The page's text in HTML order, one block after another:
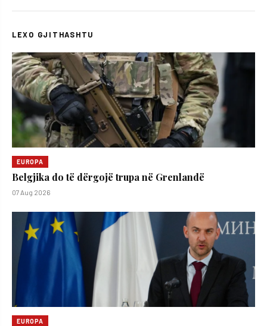
LEXO GJITHASHTU
EUROPA
Belgjika do të dërgojë trupa në Grenlandë
07 Aug 2026
EUROPA